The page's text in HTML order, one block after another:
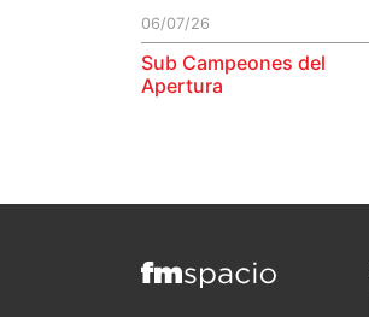
06/07/26
Sub Campeones del
Apertura